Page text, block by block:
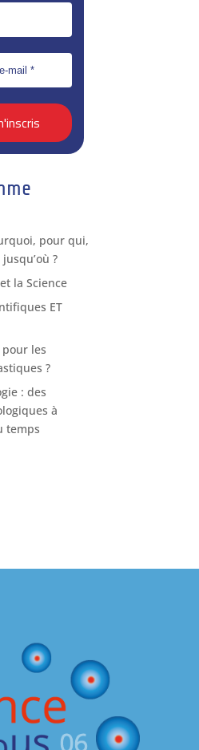
pour qui,
?
la Science
ET
les
?
: des
à
temps